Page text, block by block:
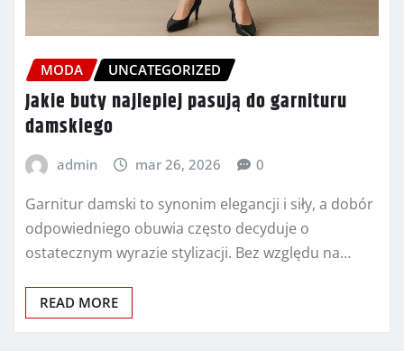
MODA UNCATEGORIZED
Jakie buty najlepiej pasują do garnituru
damskiego
admin mar 26, 2026 0
Garnitur damski to synonim elegancji i siły, a dobór
odpowiedniego obuwia często decyduje o
ostatecznym wyrazie stylizacji. Bez względu na…
READ MORE